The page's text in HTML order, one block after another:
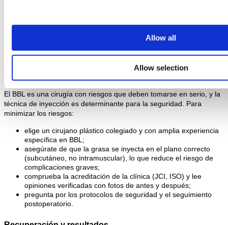
Allow all
Allow selection
muy delgadas o atléticas pueden no tener grasa suficiente;
tener expectativas realistas sobre el resultado;
ciertos antiinflamatorios antes de la cirugía.
El BBL es una cirugía con riesgos que deben tomarse en serio, y la
técnica de inyección es determinante para la seguridad. Para
minimizar los riesgos:
elige un cirujano plástico colegiado y con amplia experiencia
específica en BBL;
asegúrate de que la grasa se inyecta en el plano correcto
(subcutáneo, no intramuscular), lo que reduce el riesgo de
complicaciones graves;
comprueba la acreditación de la clínica (JCI, ISO) y lee
opiniones verificadas con fotos de antes y después;
pregunta por los protocolos de seguridad y el seguimiento
postoperatorio.